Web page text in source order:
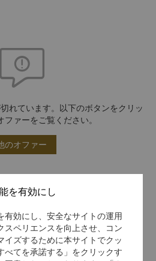
れています。以下のボタンをクリッ
ファーをご覧ください。
のオファー
を有効にし
有効にし、安全なサイトの運用
スペリエンスを向上させ、コン
イズするために本サイトでクッ
べてを承諾する」をクリックす